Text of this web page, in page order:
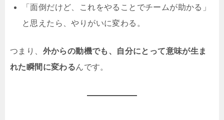
「面倒だけど、これをやることでチームが助かる」
と思えたら、やりがいに変わる。
つまり、 外からの動機でも、自分にとって意味が生ま
れた瞬間に変わるんです。